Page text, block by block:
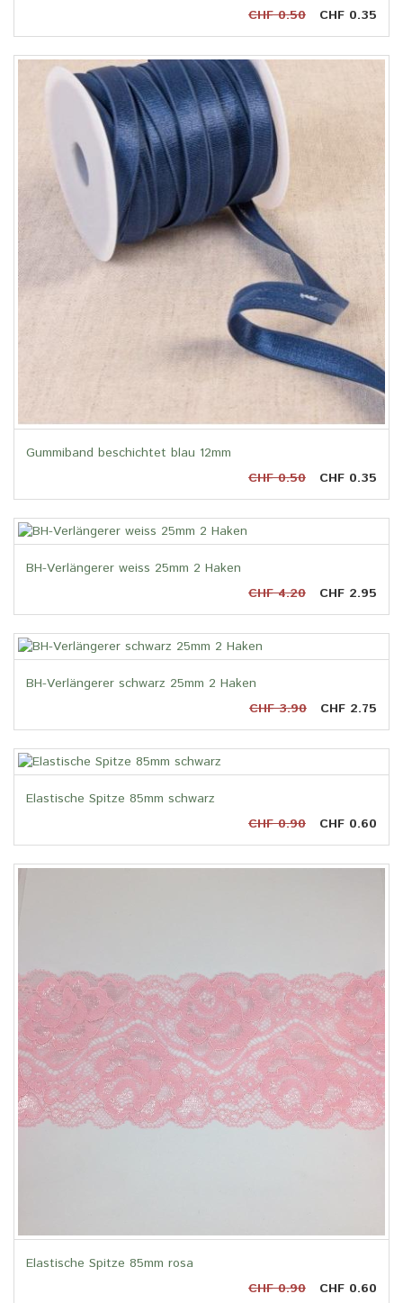
CHF 0.50 CHF 0.35
Gummiband beschichtet blau 12mm
CHF 0.50 CHF 0.35
BH-Verlängerer weiss 25mm 2 Haken
CHF 4.20 CHF 2.95
BH-Verlängerer schwarz 25mm 2 Haken
CHF 3.90 CHF 2.75
Elastische Spitze 85mm schwarz
CHF 0.90 CHF 0.60
Elastische Spitze 85mm rosa
CHF 0.90 CHF 0.60